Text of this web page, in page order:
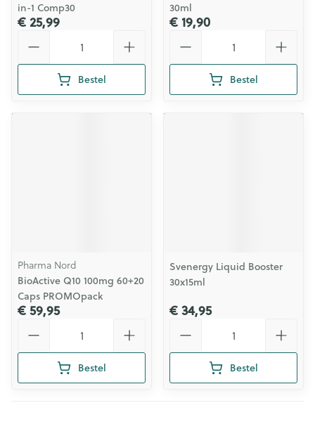
in-1 Comp30
€ 25,99
Bestel
30ml
€ 19,90
Bestel
Pharma Nord
BioActive Q10 100mg 60+20
Caps PROMOpack
€ 59,95
Bestel
Svenergy Liquid Booster
30x15ml
€ 34,95
Bestel